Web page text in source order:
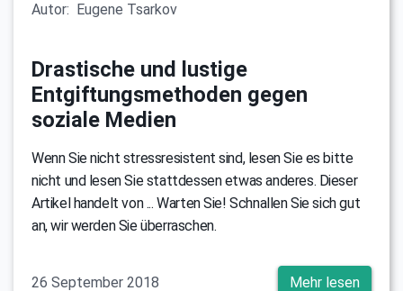
Autor: Eugene Tsarkov
Drastische und lustige
Entgiftungsmethoden gegen
soziale Medien
Wenn Sie nicht stressresistent sind, lesen Sie es bitte
nicht und lesen Sie stattdessen etwas anderes. Dieser
Artikel handelt von ... Warten Sie! Schnallen Sie sich gut
an, wir werden Sie überraschen.
26 September 2018 Mehr lesen